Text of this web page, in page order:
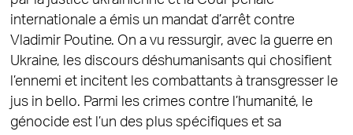
internationale a émis un mandat d’arrêt contre
Vladimir Poutine. On a vu ressurgir, avec la guerre en
Ukraine, les discours déshumanisants qui chosifient
l’ennemi et incitent les combattants à transgresser le
jus in bello. Parmi les crimes contre l’humanité, le
génocide est l’un des plus spécifiques et sa